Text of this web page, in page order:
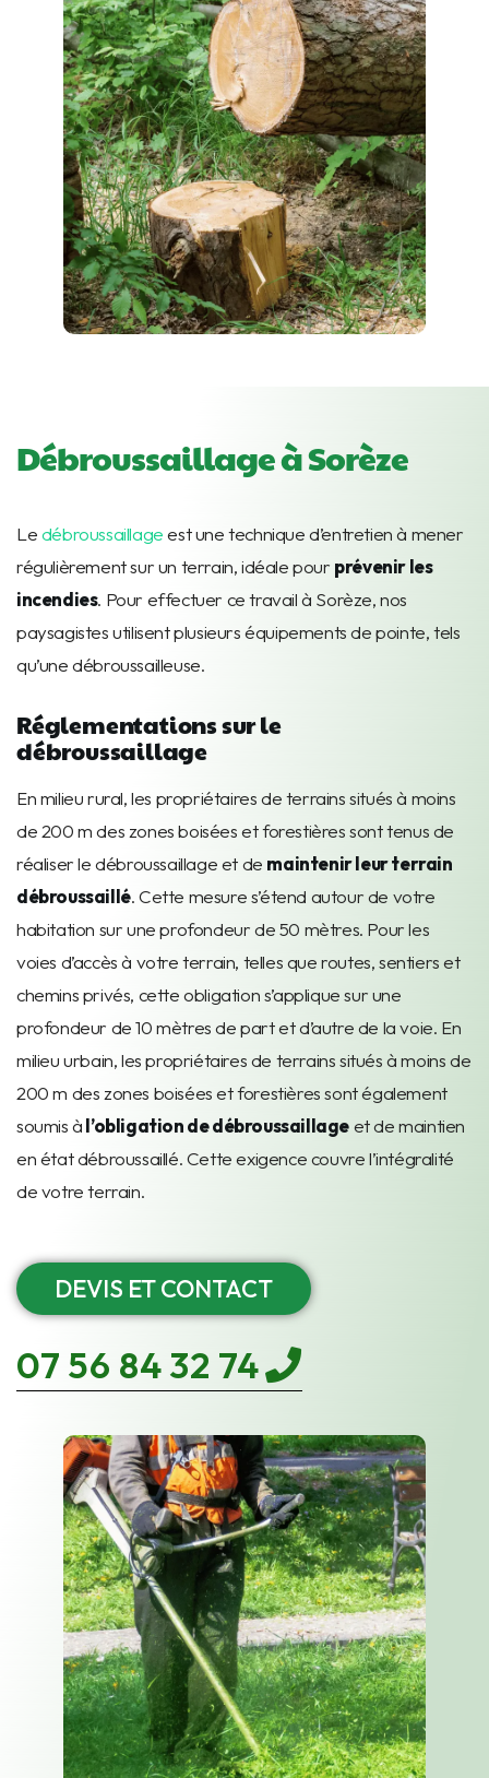
Débroussaillage à Sorèze
Ledébroussaillageest une technique d’entretien à mener
régulièrement sur un terrain, idéale pour prévenir les
incendies. Pour effectuer ce travail à Sorèze, nos
paysagistes utilisent plusieurs équipements de pointe, tels
qu’une débroussailleuse.
Réglementations sur le
débroussaillage
En milieu rural, les propriétaires de terrains situés à moins
de 200 m des zones boisées et forestières sont tenus de
réaliser le débroussaillage et de maintenir leur terrain
débroussaillé. Cette mesure s’étend autour de votre
habitation sur une profondeur de 50 mètres. Pour les
voies d’accès à votre terrain, telles que routes, sentiers et
chemins privés, cette obligation s’applique sur une
profondeur de 10 mètres de part et d’autre de la voie. En
milieu urbain, les propriétaires de terrains situés à moins de
200 m des zones boisées et forestières sont également
soumis àl’obligation de débroussaillageet de maintien
en état débroussaillé. Cette exigence couvre l’intégralité
de votre terrain.
DEVIS ET CONTACT
07 56 84 32 74